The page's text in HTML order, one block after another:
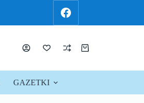
GAZETKI